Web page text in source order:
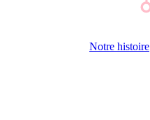
Notre histoire